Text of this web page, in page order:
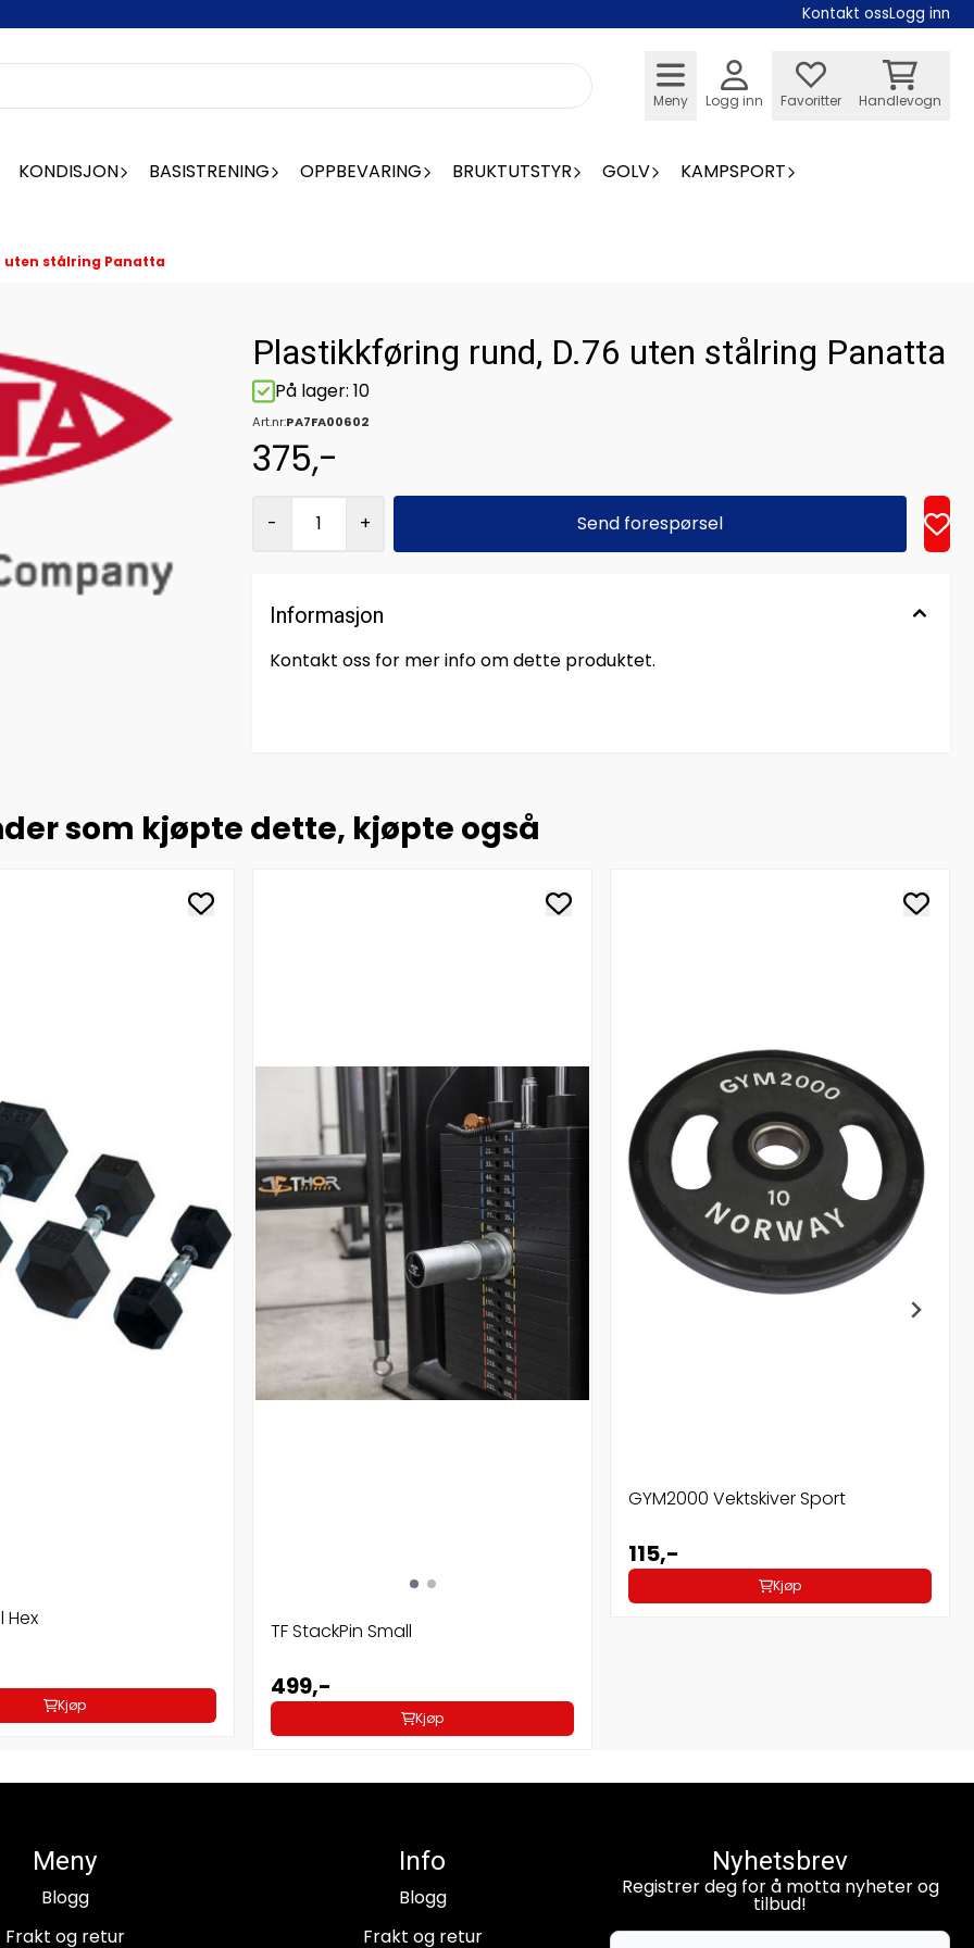
Kontakt ossLogg inn
Meny Logg inn Favoritter Handlevogn
KONDISJON BASISTRENING OPPBEVARING BRUKTUTSTYR GOLV KAMPSPORT
uten stålring Panatta
Plastikkføring rund, D.76 uten stålring Panatta
På lager: 10
Art.nr:PA7FA00602
375,-
- + Send forespørsel
Informasjon
Kontakt oss for mer info om dette produktet.
som kjøpte dette, kjøpte også
Hex
Kjøp
TF StackPin Small
499,-
Kjøp
GYM2000 Vektskiver Sport
115,-
Kjøp
Meny
Blogg
Frakt og retur
Info
Blogg
Frakt og retur
Nyhetsbrev
Registrer deg for å motta nyheter og
tilbud!